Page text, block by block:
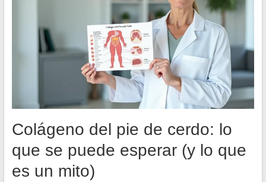
Colágeno del pie de cerdo: lo
que se puede esperar (y lo que
es un mito)